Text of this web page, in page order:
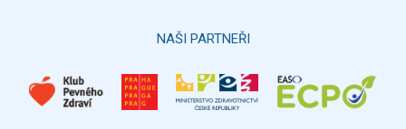
NAŠI PARTNEŘI